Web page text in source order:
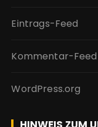
Eintrags-Feed
Kommentar-Feed
WordPress.org